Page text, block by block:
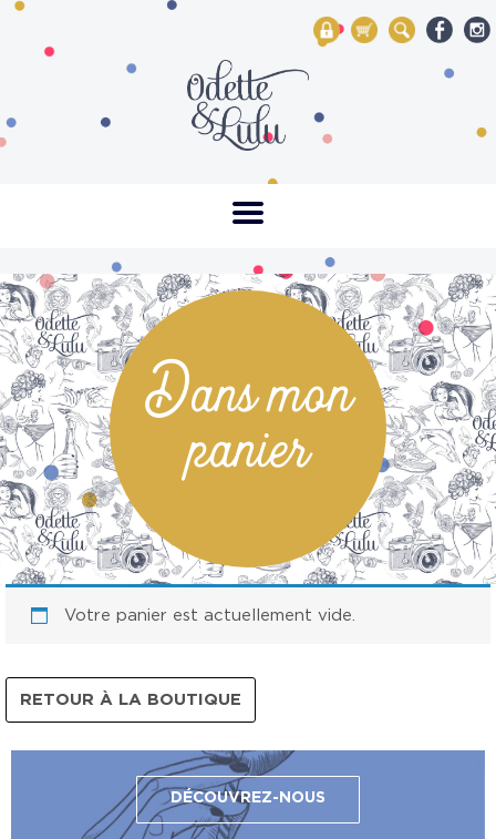
My Account
Mon panier
Rechercher
Dans mon
panier
Votre panier est actuellement vide.
RETOUR À LA BOUTIQUE
DÉCOUVREZ-NOUS